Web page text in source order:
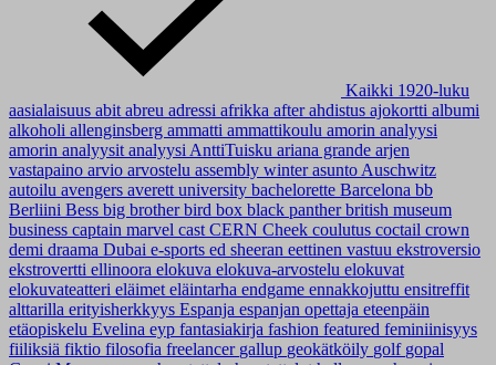
Kaikki 1920-luku
aasialaisuus abit abreu adressi afrikka afterahdistus ajokortti albumi
alkoholi allenginsberg ammatti ammattikoulu amorin analyysi
amorin analyysit analyysi AnttiTuisku ariana grande arjen
vastapaino arvio arvostelu assembly winterasunto Auschwitz
autoilu avengers averett university bachelorette Barcelona bb
Berliini Bess big brotherbird box black pantherbritish museum
business captain marvel cast CERN Cheek coulutus coctail crown
demi draama Dubai e-sports ed sheeran eettinen vastuu ekstroversio
ekstrovertti ellinoora elokuva elokuva-arvostelu elokuvat
elokuvateatteri eläimet eläintarha endgame ennakkojuttu ensitreffit
alttarilla erityisherkkyys Espanja espanjan opettaja eteenpäin
etäopiskelu Evelina eyp fantasiakirja fashion featured feminiinisyys
fiiliksiä fiktio filosofia freelancer gallup geokätköily golf gopal